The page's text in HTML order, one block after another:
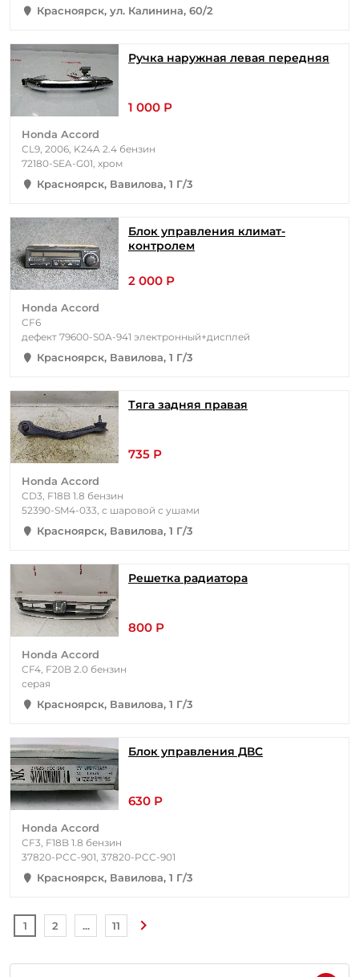
Красноярск, ул. Калинина, 60/2
Ручка наружная левая передняя
1 000 Р
Honda Accord
CL9, 2006, K24A 2.4 бензин
72180-SEA-G01, хром
Красноярск, Вавилова, 1 Г/3
Блок управления климат-
контролем
2 000 Р
Honda Accord
CF6
дефект 79600-S0A-941 электронный+дисплей
Красноярск, Вавилова, 1 Г/3
Тяга задняя правая
735 Р
Honda Accord
CD3, F18B 1.8 бензин
52390-SM4-033, с шаровой с ушами
Красноярск, Вавилова, 1 Г/3
Решетка радиатора
800 Р
Honda Accord
CF4, F20B 2.0 бензин
серая
Красноярск, Вавилова, 1 Г/3
Блок управления ДВС
630 Р
Honda Accord
CF3, F18B 1.8 бензин
37820-PCC-901, 37820-PCC-901
Красноярск, Вавилова, 1 Г/3
1 2 ... 11